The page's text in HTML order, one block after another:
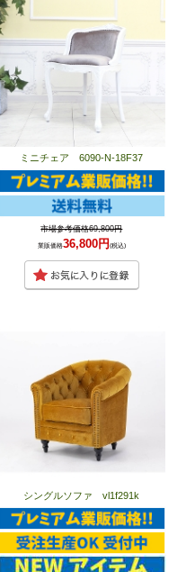
ミニチェア 6090-N-18F37
市場参考価格69,800円
業販価格36,800円 (税込)
シングルソファ vl1f291k